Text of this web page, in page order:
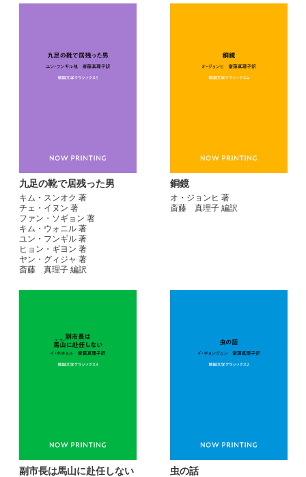
九足の靴で居残った男
キム・スンオク 著
チェ・イヌン 著
ファン・ソギョン 著
キム・ウォニル 著
ユン・フンギル 著
ヒョン・ギヨン 著
ヤン・グィジャ 著
斎藤 真理子 編訳
銅鏡
オ・ジョンヒ 著
斎藤 真理子 編訳
副市長は馬山に赴任しない 虫の話